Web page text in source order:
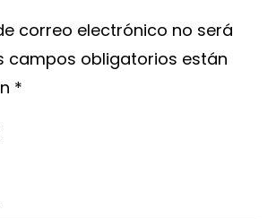
correo electrónico no será
campos obligatorios están
*